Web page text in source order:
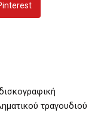
τραγουδιού